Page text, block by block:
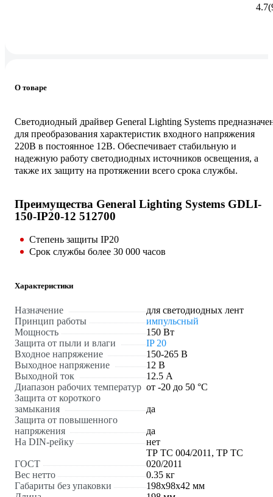
4.7
О товаре
Светодиодный драйвер General Lighting Systems
для преобразования характеристик входного напряжения
220В в постоянное 12В. Обеспечивает стабильную и
надежную работу светодиодных источников освещения, а
также их защиту на протяжении всего срока службы.
Преимущества General Lighting Systems GDLI-
150-IP20-12 512700
Степень защиты IP20
Срок службы более 30 000 часов
Характеристики
Назначение
для светодиодных лент
Принцип работы
импульсный
Мощность
150 Вт
Защита от пыли и влаги
IP 20
Входное напряжение
150-265 В
Выходное напряжение
12 В
Выходной ток
12.5 А
Диапазон рабочих температур от -20 до 50 °С
Защита от короткого
замыкания
да
Защита от повышенного
напряжения
да
На DIN-рейку
нет
ГОСТ
ТР ТС 004/2011, ТР ТС
020/2011
Вес нетто
0.35 кг
Габариты без упаковки
198х98х42 мм